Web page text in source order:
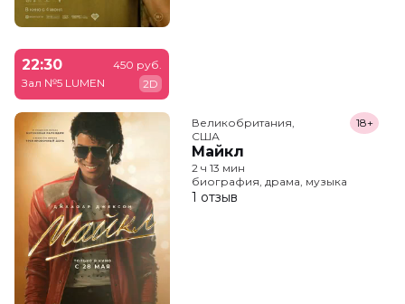
22:30
Зал №5 LUMEN
450 руб.
2D
Великобритания,
США
Майкл
18+
2 ч 13 мин
биография, драма, музыка
1 отзыв